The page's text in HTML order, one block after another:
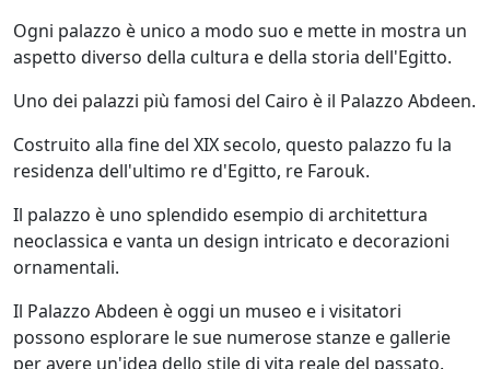
Ogni palazzo è unico a modo suo e mette in mostra un
aspetto diverso della cultura e della storia dell'Egitto.
Uno dei palazzi più famosi del Cairo è il Palazzo Abdeen.
Costruito alla fine del XIX secolo, questo palazzo fu la
residenza dell'ultimo re d'Egitto, re Farouk.
Il palazzo è uno splendido esempio di architettura
neoclassica e vanta un design intricato e decorazioni
ornamentali.
Il Palazzo Abdeen è oggi un museo e i visitatori
possono esplorare le sue numerose stanze e gallerie
per avere un'idea dello stile di vita reale del passato.